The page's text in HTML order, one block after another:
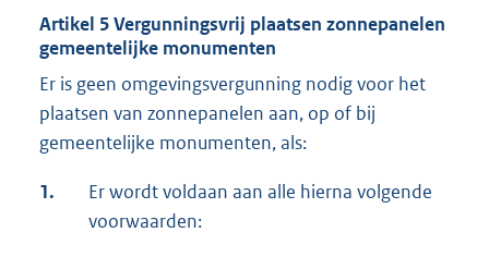
Artikel 5 Vergunningsvrij plaatsen zonnepanelen
gemeentelijke monumenten
Er is geen omgevingsvergunning nodig voor het
plaatsen van zonnepanelen aan, op of bij
gemeentelijke monumenten, als:
1.
Er wordt voldaan aan alle hierna volgende
voorwaarden: